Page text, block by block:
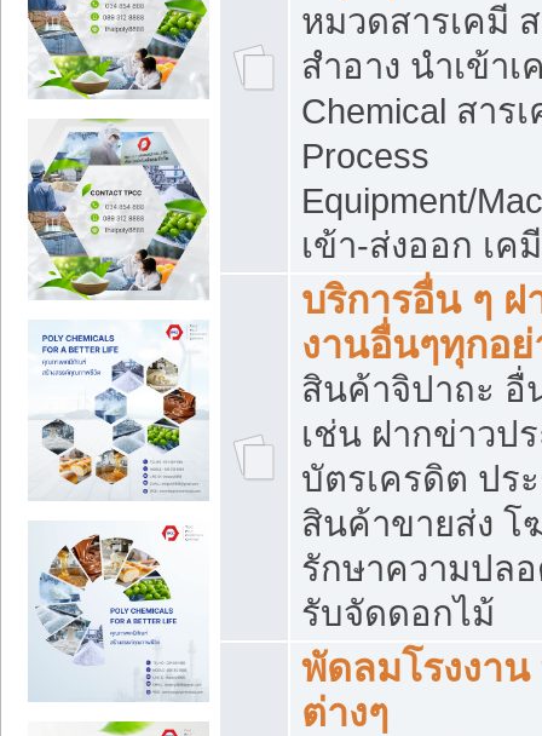
หมวดสารเคมี
สำอาง นำเข้
Chemical สาร
Process
Equipment/
เข้า-ส่งออก เ
บริการอื่น ๆ
งานอื่นๆทุกอ
สินค้าจิปาถะ อื่
เช่น ฝากข่าวป
บัตรเครดิต ปร
สินค้าขายส่ง
รักษาความปล
รับจัดดอกไม้
พัดลมโรงงา
ต่างๆ